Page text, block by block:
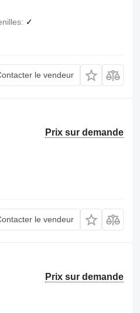
✓
le vendeur
Prix sur demande
le vendeur
Prix sur demande